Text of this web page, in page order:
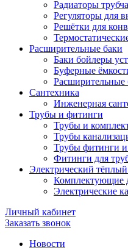
Радиаторы
Регуляторы для
Решётки для
Расширительные баки
Баки бойлеры
Буферные
Расширительные
Сантехника
Инженерная
Трубы и фитинги
Трубы и
Трубы
Трубы фитинги
Фитинги для
Электрический
Комплектующие
Электрические
Личный кабинет
Заказать звонок
Новости